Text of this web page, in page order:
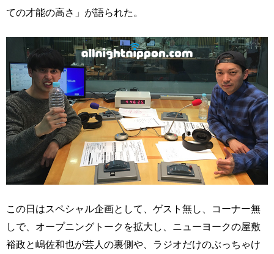
ての才能の高さ」が語られた。
この日はスペシャル企画として、ゲスト無し、コーナー無
しで、オープニングトークを拡大し、ニューヨークの屋敷
裕政と嶋佐和也が芸人の裏側や、ラジオだけのぶっちゃけ